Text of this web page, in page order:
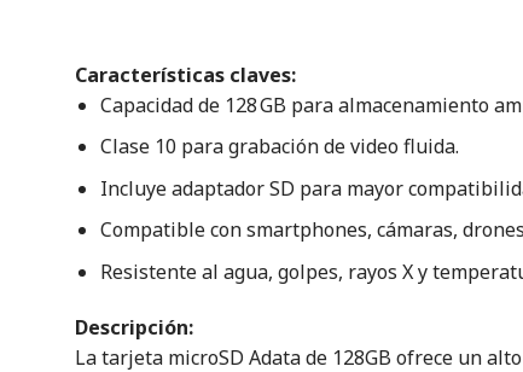
Características claves:
Capacidad de 128 GB para almacenamiento
Clase 10 para grabación de video fluida.
Incluye adaptador SD para mayor
Compatible con smartphones, cámaras,
Resistente al agua, golpes, rayos X y
Descripción:
La tarjeta microSD Adata de 128GB ofrece un